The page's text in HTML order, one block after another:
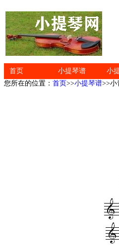
首页 小提琴谱 小
您所在的位置： 首页>>小提琴谱>>小